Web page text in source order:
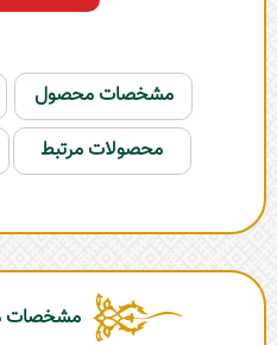
مشخصات محصول
محصولات مرتبط
مشخصات